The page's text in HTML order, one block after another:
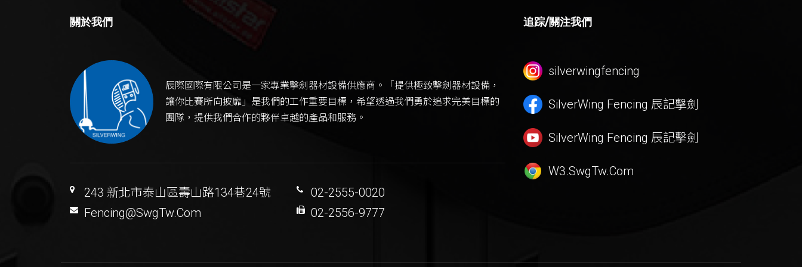
關於我們
辰際國際有限公司是一家專業擊劍器材設備供應商。「提供極致擊劍器材設備，
讓你比賽所向披靡」是我們的工作重要目標，希望透過我們勇於追求完美目標的
團隊，提供我們合作的夥伴卓越的產品和服務。
243 新北市泰山區壽山路134巷24號
Fencing@SwgTw.Com
02-2555-0020
02-2556-9777
追踪/關注我們
silverwingfencing
SilverWing Fencing 辰記擊劍
SilverWing Fencing 辰記擊劍
W3.SwgTw.Com